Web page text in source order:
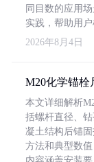
同目数的应用
实践，帮助用
2026年8月4日
M20化学锚栓
本文详细解析
括螺杆直径、
凝土结构后锚
方法和典型数值